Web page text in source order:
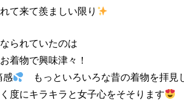
て来て羨ましい限り
られていたのは
着物で興味津々！
感
もっといろいろな昔の着物を拝見
度にキラキラと女子心をそそります